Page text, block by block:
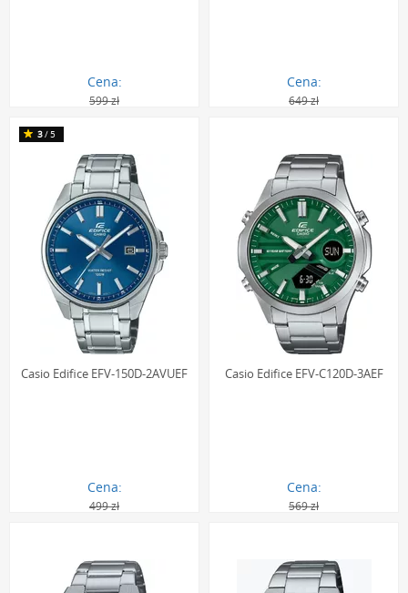
Cena:
599 zł
Cena:
649 zł
Casio Edifice EFV-150D-2AVUEF
Cena:
499 zł
3/5
Casio Edifice EFV-C120D-3AEF
Cena:
569 zł